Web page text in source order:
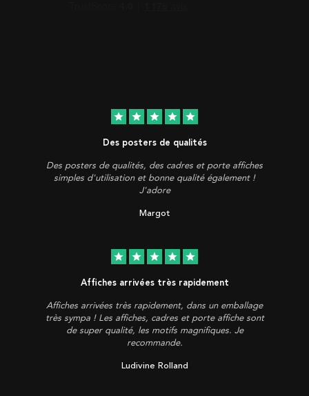
star star star star star
Des posters de qualités
Des posters de qualités, des cadres et porte affiches
simples d'utilisation et bonne qualité également !
J'adore
Margot
star star star star star
Affiches arrivées très rapidement
Affiches arrivées très rapidement, dans un emballage
très sympa ! Les affiches, cadres et porte affiche sont
de super qualité, les motifs magnifiques. Je
recommande.
Ludivine Rolland